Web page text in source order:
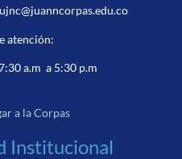
atención:
a.m a 5:30 p.m
a la Corpas
Institucional